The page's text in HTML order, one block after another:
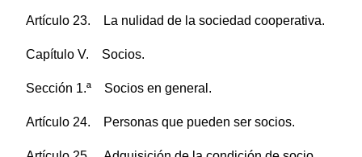
Artículo 23. La nulidad de la sociedad cooperativa.
Capítulo V. Socios.
Sección 1.ª Socios en general.
Artículo 24. Personas que pueden ser socios.